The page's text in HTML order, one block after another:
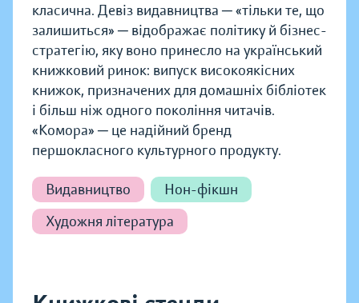
класична. Девіз видавництва ─ «тільки те, що
залишиться» ─ відображає політику й бізнес-
стратегію, яку воно принесло на український
книжковий ринок: випуск високоякісних
книжок, призначених для домашніх бібліотек
і більш ніж одного покоління читачів.
«Комора» ─ це надійний бренд
першокласного культурного продукту.
Видавництво
Нон-фікшн
Художня література